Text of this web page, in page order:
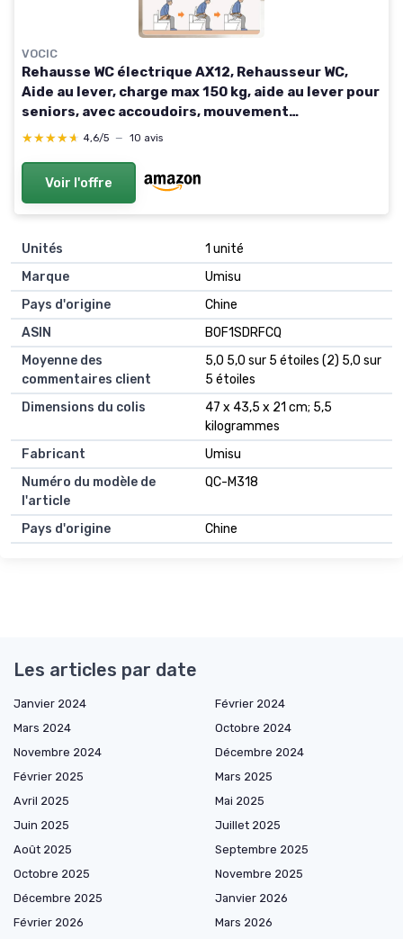
VOCIC
Rehausse WC électrique AX12, Rehausseur WC,
Aide au lever, charge max 150 kg, aide au lever pour
seniors, avec accoudoirs, mouvement
ergonomique de levage, pour seniors & adultes
★★★★★
★★★★★ 4,6/5 — 10 avis
Voir l'offre
Unités
‎1 unité
Marque
‎Umisu
Pays d'origine
‎Chine
ASIN
B0F1SDRFCQ
Moyenne des
commentaires client
5,0 5,0 sur 5 étoiles (2) 5,0 sur
5 étoiles
Dimensions du colis
47 x 43,5 x 21 cm; 5,5
kilogrammes
Fabricant
Umisu
Numéro du modèle de
l'article
QC-M318
Pays d'origine Chine
Les articles par date
Janvier 2024
Février 2024
Mars 2024
Octobre 2024
Novembre 2024
Décembre 2024
Février 2025
Mars 2025
Avril 2025
Mai 2025
Juin 2025
Juillet 2025
Août 2025
Septembre 2025
Octobre 2025
Novembre 2025
Décembre 2025
Janvier 2026
Février 2026
Mars 2026